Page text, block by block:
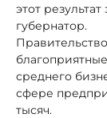
этот
губернатор.
среднего
сфере
тысяч.